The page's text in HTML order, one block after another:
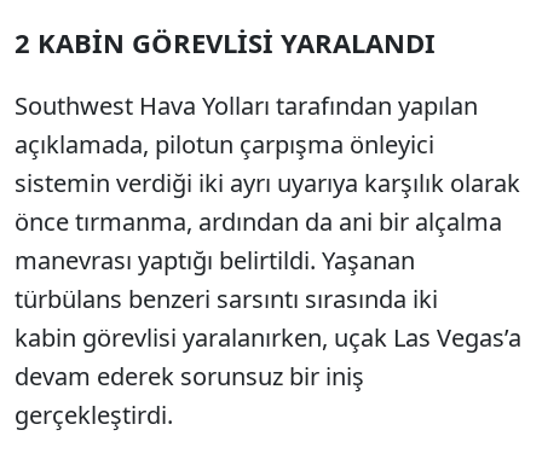
SÖZCÜ SON DAKİKA
2 KABİN GÖREVLİSİ YARALANDI
Southwest Hava Yolları tarafından yapılan
açıklamada, pilotun çarpışma önleyici
sistemin verdiği iki ayrı uyarıya karşılık olarak
önce tırmanma, ardından da ani bir alçalma
manevrası yaptığı belirtildi. Yaşanan
türbülans benzeri sarsıntı sırasında iki
kabin görevlisi yaralanırken, uçak Las Vegas’a
devam ederek sorunsuz bir iniş
gerçekleştirdi.